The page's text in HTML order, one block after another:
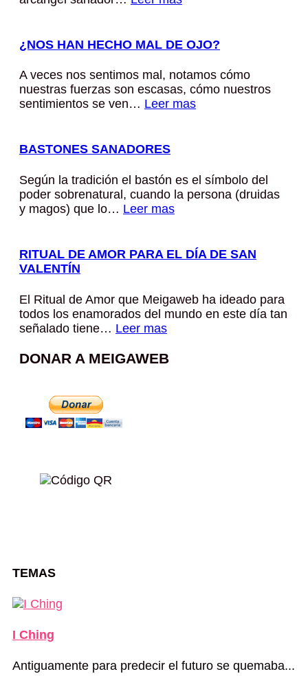
¿NOS HAN HECHO MAL DE OJO?
A veces nos sentimos mal, notamos cómo
nuestras fuerzas son escasas, cómo nuestros
sentimientos se ven… Leer mas
BASTONES SANADORES
Según la tradición el bastón es el símbolo del
poder sobrenatural, cuando la persona (druidas
y magos) que lo… Leer mas
RITUAL DE AMOR PARA EL DÍA DE SAN
VALENTÍN
El Ritual de Amor que Meigaweb ha ideado para
todos los enamorados del mundo en este día tan
señalado tiene… Leer mas
DONAR A MEIGAWEB
TEMAS
I Ching
Antiguamente para predecir el futuro se quemaba...